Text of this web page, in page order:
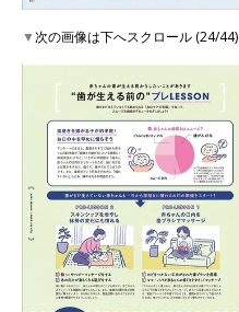
▼次の画像は下へスクロール (24/44)